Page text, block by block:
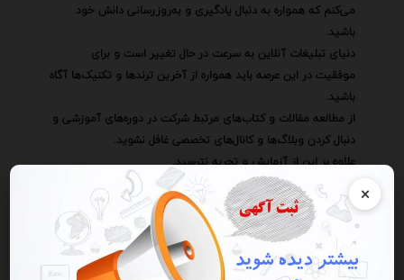
×
می‌کنم که همواره به دنبال یادگیری و به‌روزرسانی دانش خود
باشید.
دنیای تبلیغات آنلاین به سرعت در حال تغییر است و برای
موفقیت در این عرصه باید همواره از آخرین ترندها و تکنیک‌ها آگاه
باشید.
از مطالعه مقالات و کتاب‌های مرتبط شرکت در دوره‌های آموزشی و
دنبال کردن وبلاگ‌ها و کانال‌های تخصصی غافل نشوید.
علاوه بر این از آزمایش و تجربه نترسید.
هیچ راهی برای یادگیری بهتر از انجام دادن نیست.
کمپین‌های تبلیغاتی مختلف را آزمایش کنید بنرهای متنوعی خلق
کنید و نتایج را با دقت تحلیل کنید.
از اشتباهات خود درس بگیرید و همواره به دنبال راه‌های جدید برای
بهبود عملکرد خود باشید.